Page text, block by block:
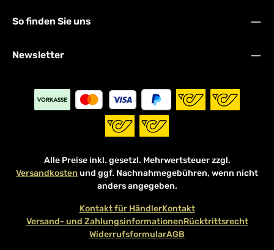
So finden Sie uns
Newsletter
Alle Preise inkl. gesetzl. Mehrwertsteuer zzgl.
Versandkosten und ggf. Nachnahmegebühren, wenn nicht
anders angegeben.
Kontakt für HändlerKontakt
Versand- und ZahlungsinformationenRücktrittsrecht
WiderrufsformularAGB